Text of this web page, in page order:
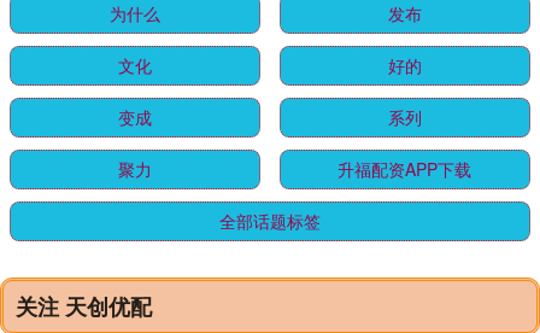
为什么 发布
文化 好的
变成 系列
聚力 升福配资APP下载
全部话题标签
关注 天创优配